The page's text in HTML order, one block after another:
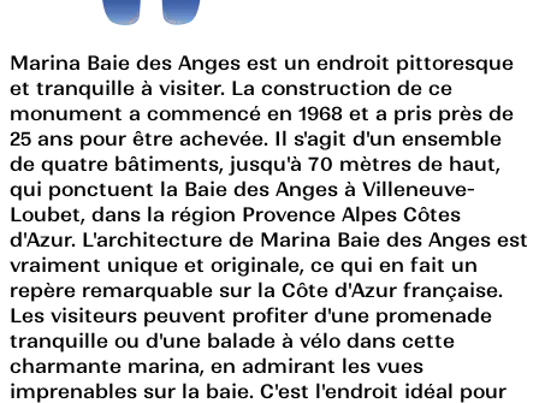
Marina Baie des Anges est un endroit pittoresque
et tranquille à visiter. La construction de ce
monument a commencé en 1968 et a pris près de
25 ans pour être achevée. Il s'agit d'un ensemble
de quatre bâtiments, jusqu'à 70 mètres de haut,
qui ponctuent la Baie des Anges à Villeneuve-
Loubet, dans la région Provence Alpes Côtes
d'Azur. L'architecture de Marina Baie des Anges est
vraiment unique et originale, ce qui en fait un
repère remarquable sur la Côte d'Azur française.
Les visiteurs peuvent profiter d'une promenade
tranquille ou d'une balade à vélo dans cette
charmante marina, en admirant les vues
imprenables sur la baie. C'est l'endroit idéal pour